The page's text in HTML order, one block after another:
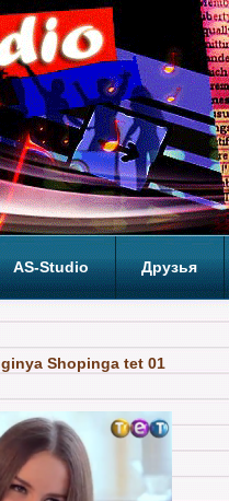
AS-Studio Друзья
Shopinga tet 01